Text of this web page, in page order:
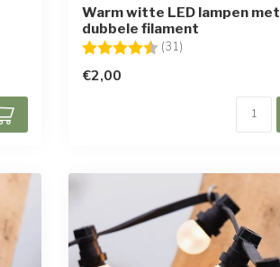
Warm witte LED lampen met
dubbele filament
Beoordeling: (31)
€2,00